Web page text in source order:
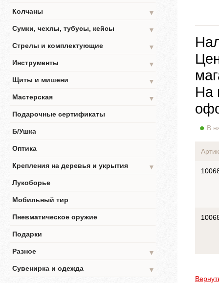
Колчаны
▼
Сумки, чехлы, тубусы, кейсы
▼
Стрелы и комплектующие
▼
Инструменты
▼
Щиты и мишени
▼
Мастерская
▼
Подарочные сертификаты
Б/Ушка
Оптика
Крепления на деревья и укрытия
▼
Лукоборье
Мобильный тир
Пневматическое оружие
Подарки
Разное
▼
Сувенирка и одежда
▼
На
В